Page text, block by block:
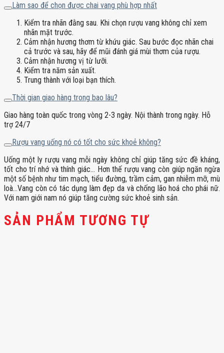
Làm sao để chọn được chai vang phù hợp nhất
Kiểm tra nhãn đằng sau. Khi chọn rượu vang không chỉ xem
nhãn mặt trước.
Cảm nhận hương thơm từ khứu giác. Sau bước đọc nhãn chai
cả trước và sau, hãy để mũi đánh giá mùi thơm của rượu.
Cảm nhận hương vị từ lưỡi.
Kiểm tra năm sản xuất.
Trung thành với loại bạn thích.
Thời gian giao hàng trong bao lâu?
Giao hàng toàn quốc trong vòng 2-3 ngày. Nội thành trong ngày. Hỗ
trợ 24/7
Rượu vang uống nó có tốt cho sức khoẻ không?
Uống một ly rượu vang mỗi ngày không chỉ giúp tăng sức đề kháng,
tốt cho trí nhớ và thính giác… Hơn thế rượu vang còn giúp ngăn ngừa
một số bệnh như tim mạch, tiểu đường, trầm cảm, gan nhiễm mỡ, mù
loà…Vang còn có tác dụng làm đẹp da và chống lão hoá cho phái nữ.
Với nam giới nam nó giúp tăng cường sức khoẻ sinh sản.
SẢN PHẨM TƯƠNG TỰ